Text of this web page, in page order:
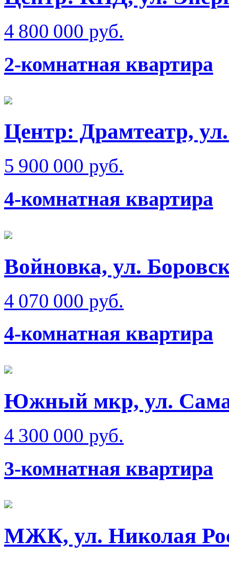
4 800 000 руб.
2-комнатная квартира
Центр: Драмтеатр,
5 900 000 руб.
4-комнатная квартира
Войновка, ул.
4 070 000 руб.
4-комнатная квартира
Южный мкр, ул.
4 300 000 руб.
3-комнатная квартира
МЖК, ул. Николая